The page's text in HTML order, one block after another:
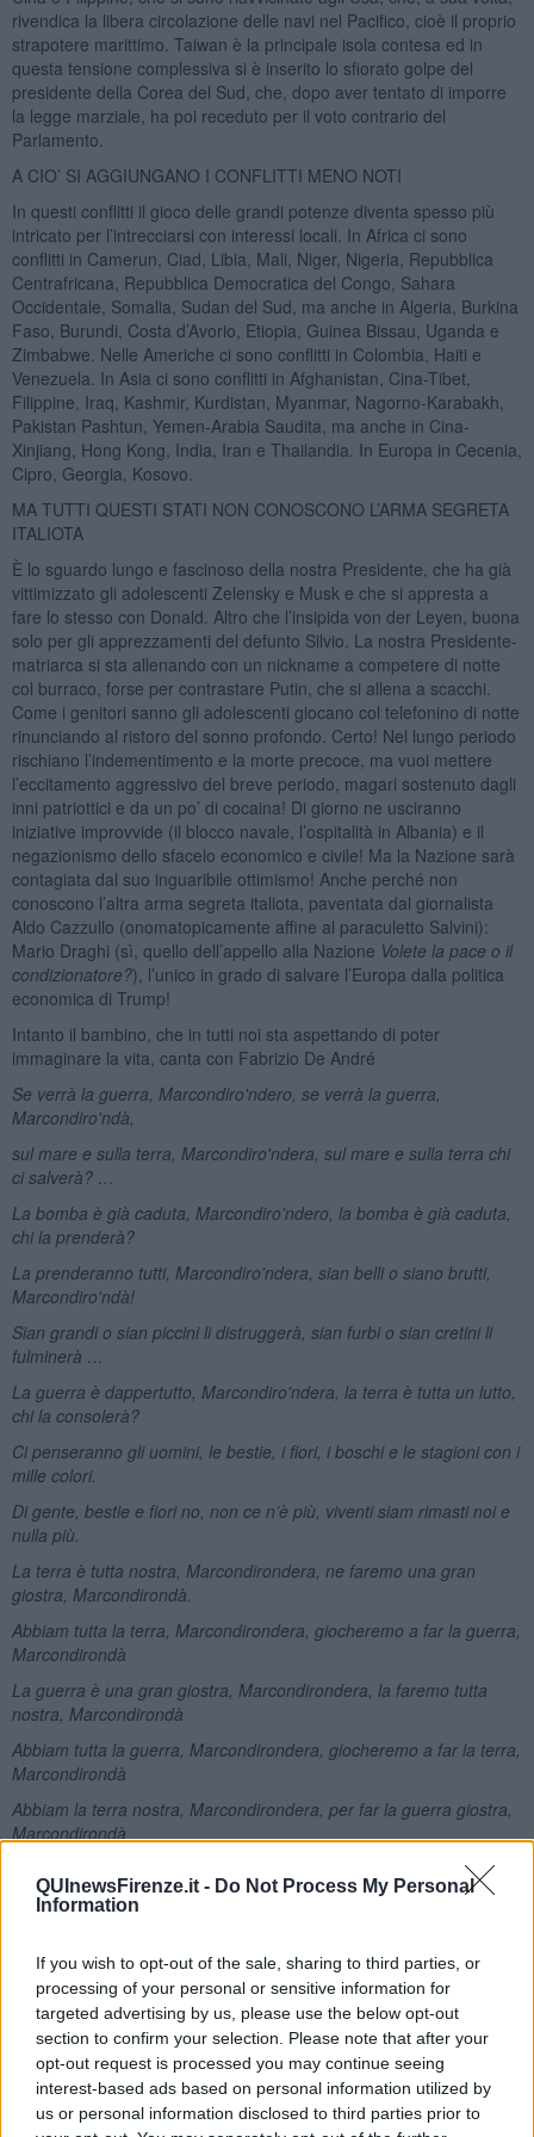
QUInewsFirenze.it - Do Not Process My Personal
Information
If you wish to opt-out of the sale, sharing to third parties, or
processing of your personal or sensitive information for
targeted advertising by us, please use the below opt-out
section to confirm your selection. Please note that after your
opt-out request is processed you may continue seeing
interest-based ads based on personal information utilized by
us or personal information disclosed to third parties prior to
rivendica la libera circolazione delle navi nel Pacifico, cioè il proprio
strapotere marittimo. Taiwan è la principale isola contesa ed in
questa tensione complessiva si è inserito lo sfiorato golpe del
presidente della Corea del Sud, che, dopo aver tentato di imporre
la legge marziale, ha poi receduto per il voto contrario del
Parlamento.
A CIO’ SI AGGIUNGANO I CONFLITTI MENO NOTI
In questi conflitti il gioco delle grandi potenze diventa spesso più
intricato per l’intrecciarsi con interessi locali. In Africa ci sono
conflitti in Camerun, Ciad, Libia, Mali, Niger, Nigeria, Repubblica
Centrafricana, Repubblica Democratica del Congo, Sahara
Occidentale, Somalia, Sudan del Sud, ma anche in Algeria, Burkina
Faso, Burundi, Costa d’Avorio, Etiopia, Guinea Bissau, Uganda e
Zimbabwe. Nelle Americhe ci sono conflitti in Colombia, Haiti e
Venezuela. In Asia ci sono conflitti in Afghanistan, Cina-Tibet,
Filippine, Iraq, Kashmir, Kurdistan, Myanmar, Nagorno-Karabakh,
Pakistan Pashtun, Yemen-Arabia Saudita, ma anche in Cina-
Xinjiang, Hong Kong, India, Iran e Thailandia. In Europa in Cecenia,
Cipro, Georgia, Kosovo.
MA TUTTI QUESTI STATI NON CONOSCONO L’ARMA SEGRETA
ITALIOTA
È lo sguardo lungo e fascinoso della nostra Presidente, che ha già
vittimizzato gli adolescenti Zelensky e Musk e che si appresta a
fare lo stesso con Donald. Altro che l’insipida von der Leyen, buona
solo per gli apprezzamenti del defunto Silvio. La nostra Presidente-
matriarca si sta allenando con un nickname a competere di notte
col burraco, forse per contrastare Putin, che si allena a scacchi.
Come i genitori sanno gli adolescenti giocano col telefonino di notte
rinunciando al ristoro del sonno profondo. Certo! Nel lungo periodo
rischiano l’indementimento e la morte precoce, ma vuoi mettere
l’eccitamento aggressivo del breve periodo, magari sostenuto dagli
inni patriottici e da un po’ di cocaina! Di giorno ne usciranno
iniziative improvvide (il blocco navale, l’ospitalità in Albania) e il
negazionismo dello sfacelo economico e civile! Ma la Nazione sarà
contagiata dal suo inguaribile ottimismo! Anche perché non
conoscono l’altra arma segreta italiota, paventata dal giornalista
Aldo Cazzullo (onomatopicamente affine al paraculetto Salvini):
Mario Draghi (sì, quello dell’appello alla Nazione Volete la pace o il
condizionatore?), l’unico in grado di salvare l’Europa dalla politica
economica di Trump!
Intanto il bambino, che in tutti noi sta aspettando di poter
immaginare la vita, canta con Fabrizio De André
Se verrà la guerra, Marcondiro'ndero, se verrà la guerra,
Marcondiro'ndà,
sul mare e sulla terra, Marcondiro'ndera, sul mare e sulla terra chi
ci salverà? …
La bomba è già caduta, Marcondiro'ndero, la bomba è già caduta,
chi la prenderà?
La prenderanno tutti, Marcondiro'ndera, sian belli o siano brutti,
Marcondiro'ndà!
Sian grandi o sian piccini li distruggerà, sian furbi o sian cretini li
fulminerà …
La guerra è dappertutto, Marcondiro'ndera, la terra è tutta un lutto,
chi la consolerà?
Ci penseranno gli uomini, le bestie, i fiori, i boschi e le stagioni con i
mille colori.
Di gente, bestie e fiori no, non ce n’è più, viventi siam rimasti noi e
nulla più.
La terra è tutta nostra, Marcondirondera, ne faremo una gran
giostra, Marcondirondà.
Abbiam tutta la terra, Marcondirondera, giocheremo a far la guerra,
Marcondirondà
La guerra è una gran giostra, Marcondirondera, la faremo tutta
nostra, Marcondirondà
Abbiam tutta la guerra, Marcondirondera, giocheremo a far la terra,
Marcondirondà
Abbiam la terra nostra, Marcondirondera, per far la guerra giostra,
Marcondirondà
Adolfo Santoro
Se vuoi leggere le notizie principali della Toscana iscriviti alla
Newsletter QUInews - ToscanaMedia.Arriva gratis tutti i giorni
alle 20:00 direttamente nella tua casella di posta.